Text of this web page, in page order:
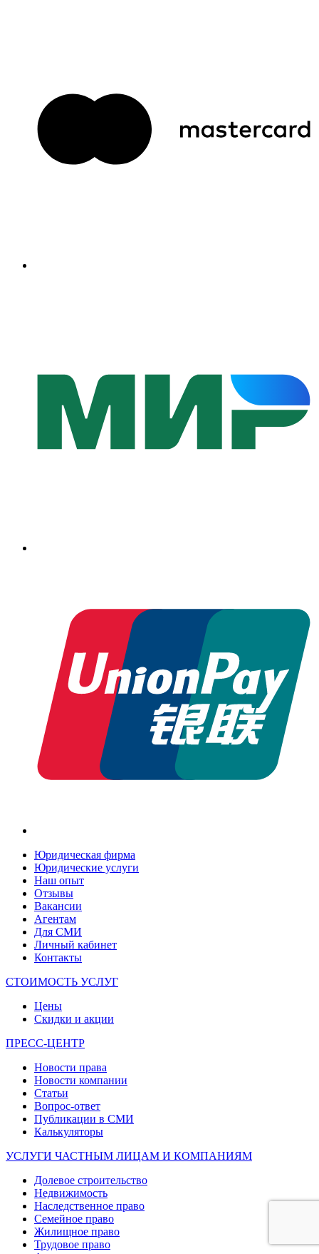
Юридическая фирма
Юридические услуги
Наш опыт
Отзывы
Вакансии
Агентам
Для СМИ
Личный кабинет
Контакты
СТОИМОСТЬ УСЛУГ
Цены
Скидки и акции
ПРЕСС-ЦЕНТР
Новости права
Новости компании
Статьи
Вопрос-ответ
Публикации в СМИ
Калькуляторы
УСЛУГИ ЧАСТНЫМ ЛИЦАМ И КОМПАНИЯМ
Долевое строительство
Недвижимость
Наследственное право
Семейное право
Жилищное право
Трудовое право